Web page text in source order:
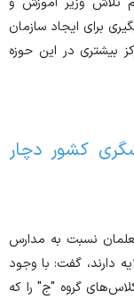
برای ایجاد سازمان
بیشتری در این حوزه
کشور دچار
نسبت به مدارس
دارند، گفت: با وجود
گروه "ج" را که